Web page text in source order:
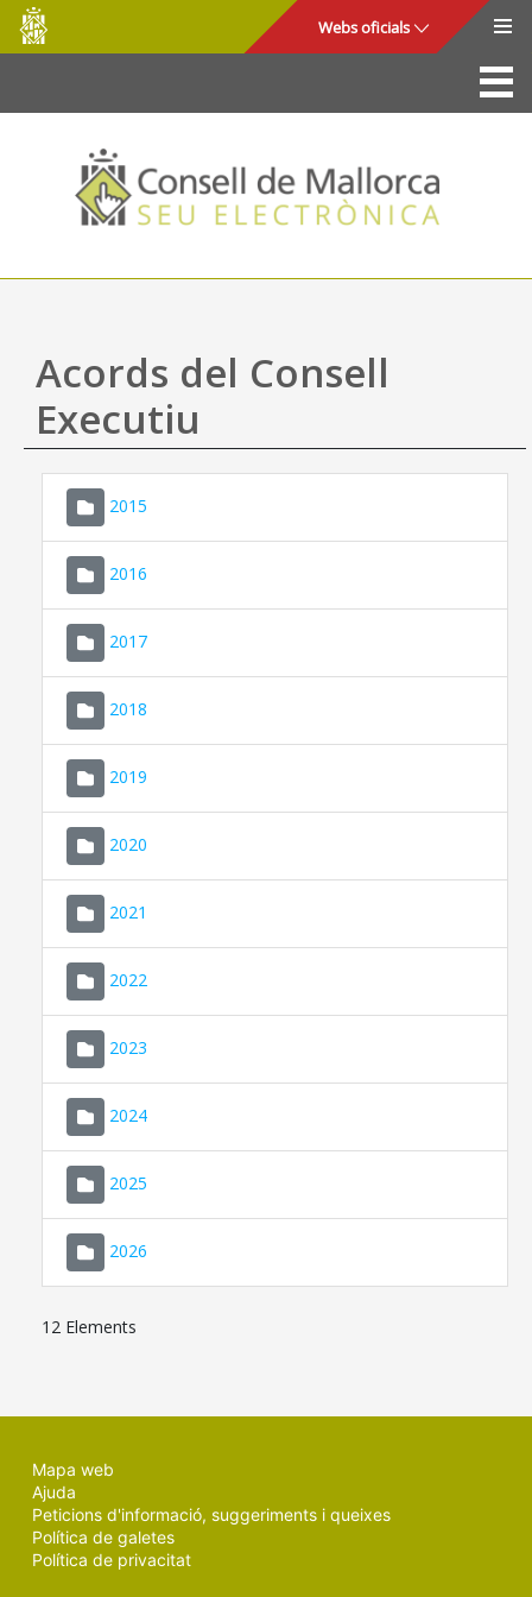
Salta al contingut principal
Consell
de
Mallorca
Webs oficials
La Seu
Consell de Mallorca
Accés i seguretat
Utilitats
Ajuda
Acords del Consell
Executiu
2015
2016
2017
2018
2019
2020
2021
2022
2023
2024
2025
2026
12 Elements
Mapa web
Ajuda
Peticions d'informació, suggeriments i queixes
Política de galetes
Política de privacitat